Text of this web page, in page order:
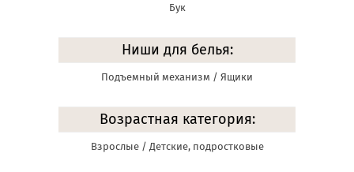
Бук
Ниши для белья:
Подъемный механизм / Ящики
Возрастная категория:
Взрослые / Детские, подростковые